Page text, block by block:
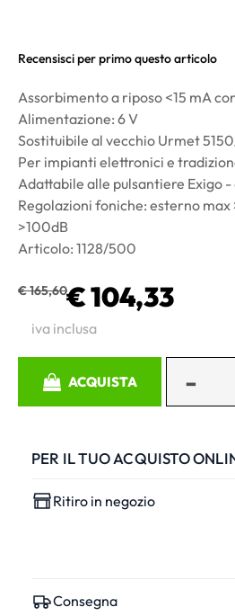
Recensisci per primo questo articolo
Assorbimento a riposo <15 mA
Alimentazione: 6 V
Sostituibile al vecchio Urmet
Per impianti elettronici e
Adattabile alle pulsantiere Exigo -
Regolazioni foniche: esterno
>100dB
Articolo: 1128/500
€ 165,60€ 104,33
iva inclusa
ACQUISTA
PER IL TUO ACQUISTO
Ritiro in negozio
Consegna